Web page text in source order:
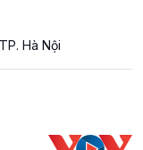
Hà Nội